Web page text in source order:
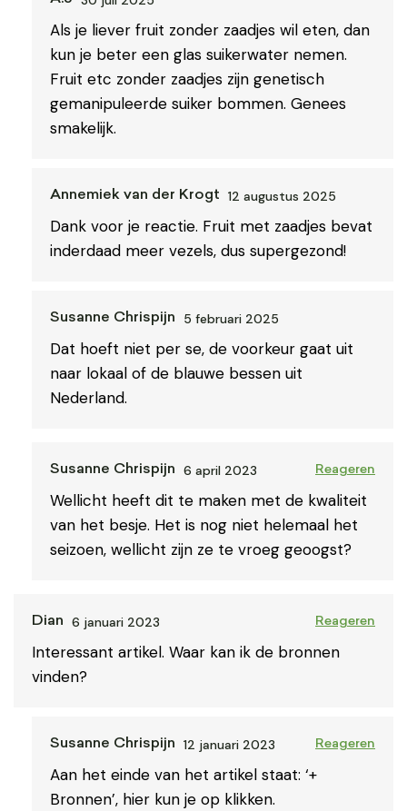
Als je liever fruit zonder zaadjes wil eten, dan
kun je beter een glas suikerwater nemen.
Fruit etc zonder zaadjes zijn genetisch
gemanipuleerde suiker bommen. Genees
smakelijk.
Annemiek van der Krogt 12 augustus 2025
Dank voor je reactie. Fruit met zaadjes bevat
inderdaad meer vezels, dus supergezond!
Susanne Chrispijn 5 februari 2025
Dat hoeft niet per se, de voorkeur gaat uit
naar lokaal of de blauwe bessen uit
Nederland.
Susanne Chrispijn 6 april 2023 Reageren
Wellicht heeft dit te maken met de kwaliteit
van het besje. Het is nog niet helemaal het
seizoen, wellicht zijn ze te vroeg geoogst?
Dian 6 januari 2023 Reageren
Interessant artikel. Waar kan ik de bronnen
vinden?
Susanne Chrispijn 12 januari 2023 Reageren
Aan het einde van het artikel staat: ‘+
Bronnen’, hier kun je op klikken.